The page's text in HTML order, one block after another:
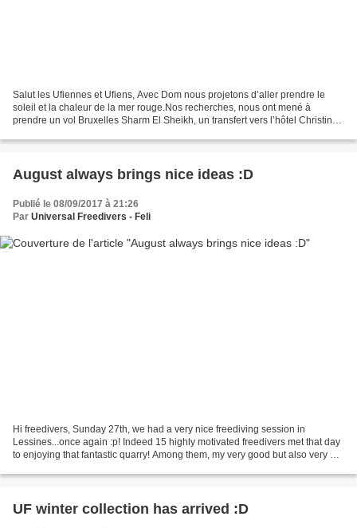
Salut les Ufiennes et Ufiens, Avec Dom nous projetons d’aller prendre le
soleil et la chaleur de la mer rouge.Nos recherches, nous ont mené à
prendre un vol Bruxelles Sharm El Sheikh, un transfert vers l’hôtel Christina
August always brings nice ideas :D
Publié le 08/09/2017 à 21:26
Par Universal Freedivers - Feli
Hi freedivers, Sunday 27th, we had a very nice freediving session in
Lessines...once again :p! Indeed 15 highly motivated freedivers met that day
to enjoying that fantastic quarry! Among them, my very good but also very old
UF winter collection has arrived :D